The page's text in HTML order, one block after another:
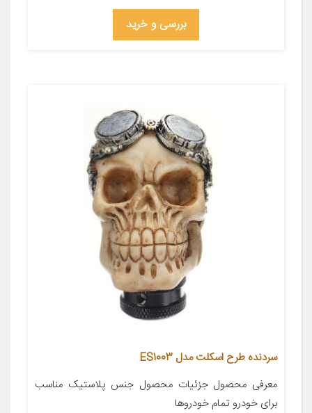
بررسی و خرید
سردنده طرح اسکلت مدل ES1003
معرفی محصول جزئیات محصول جنس پلاستیک مناسب
برای خودرو تمام خودروها